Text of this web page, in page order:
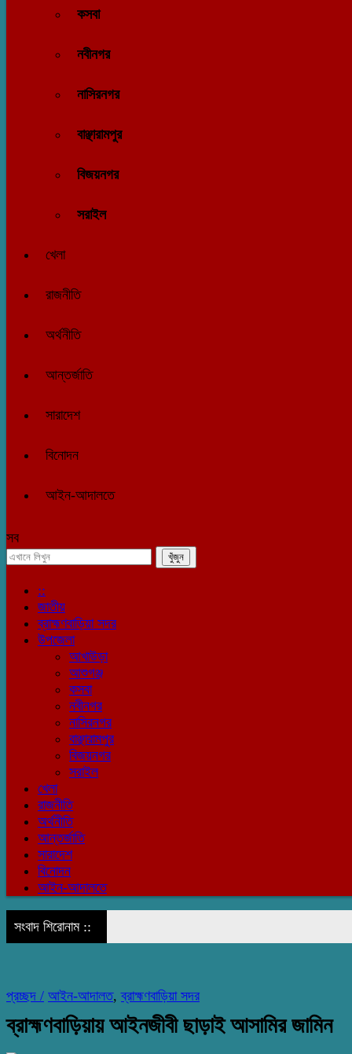
কসবা
নবীনগর
নাসিরনগর
বাঞ্ছারামপুর
বিজয়নগর
সরাইল
খেলা
রাজনীতি
অর্থনীতি
আন্তর্জাতি
সারাদেশ
বিনোদন
আইন-আদালতে
সব
::
জাতীয়
ব্রাহ্মণবাড়িয়া সদর
উপজেলা
আখাউড়া
আশুগঞ্জ
কসবা
নবীনগর
নাসিরনগর
বাঞ্ছারামপুর
বিজয়নগর
সরাইল
খেলা
রাজনীতি
অর্থনীতি
আন্তর্জাতি
সারাদেশ
বিনোদন
আইন-আদালতে
সংবাদ শিরোনাম ::
প্রচ্ছদ / আইন-আদালত,ব্রাহ্মণবাড়িয়া সদর
ব্রাহ্মণবাড়িয়ায় আইনজীবী ছাড়াই আসামির জামিন